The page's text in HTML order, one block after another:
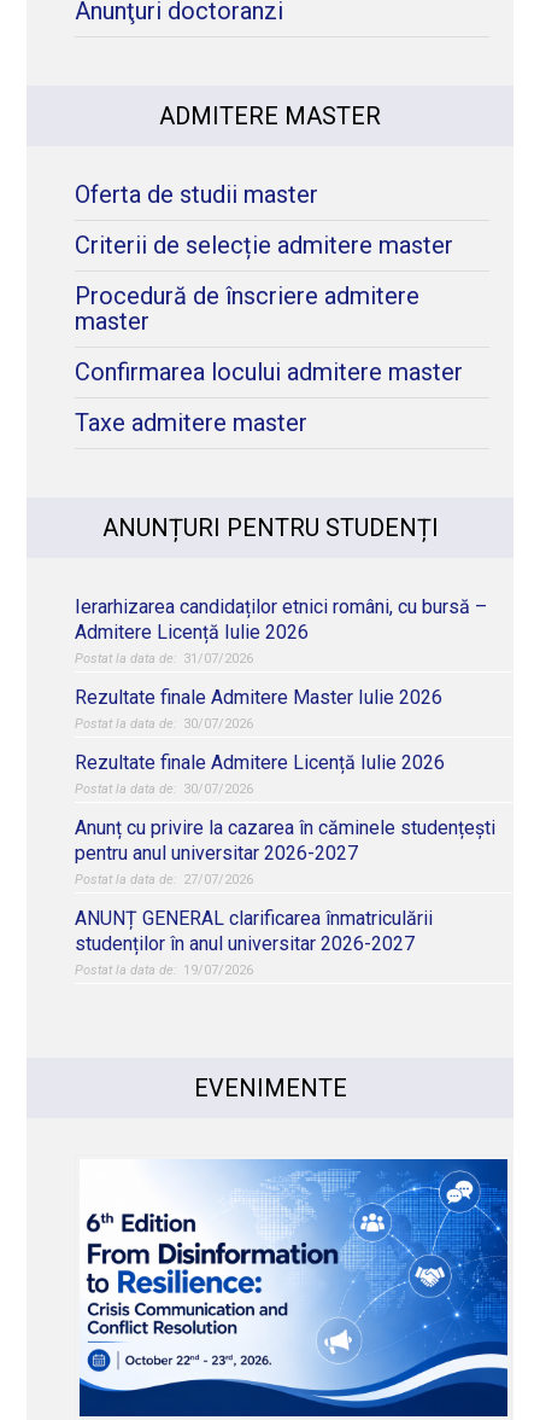
Anunţuri doctoranzi
ADMITERE MASTER
Oferta de studii master
Criterii de selecție admitere master
Procedură de înscriere admitere
master
Confirmarea locului admitere master
Taxe admitere master
ANUNȚURI PENTRU STUDENȚI
Ierarhizarea candidaților etnici români, cu bursă –
Admitere Licență Iulie 2026
31/07/2026
Rezultate finale Admitere Master Iulie 2026
30/07/2026
Rezultate finale Admitere Licență Iulie 2026
30/07/2026
Anunț cu privire la cazarea în căminele studențești
pentru anul universitar 2026-2027
27/07/2026
ANUNȚ GENERAL clarificarea înmatriculării
studenților în anul universitar 2026-2027
19/07/2026
EVENIMENTE